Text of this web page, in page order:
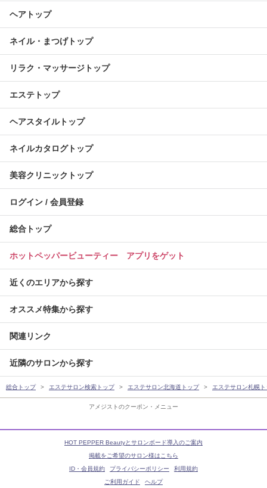
アメジストのクーポン・メニュー
ヘアトップ
ネイル・まつげトップ
リラク・マッサージトップ
エステトップ
ヘアスタイルトップ
ネイルカタログトップ
美容クリニックトップ
ログイン / 会員登録
総合トップ
ホットペッパービューティー アプリをゲット
近くのエリアから探す
オススメ特集から探す
関連リンク
近隣のサロンから探す
総合トップ エステサロン検索トップ エステサロン北海道トップ エステサロン札幌ト
HOT PEPPER Beautyとサロンボード導入のご案内
掲載をご希望のサロン様はこちら
ID・会員規約
プライバシーポリシー
利用規約
ご利用ガイド
ヘルプ